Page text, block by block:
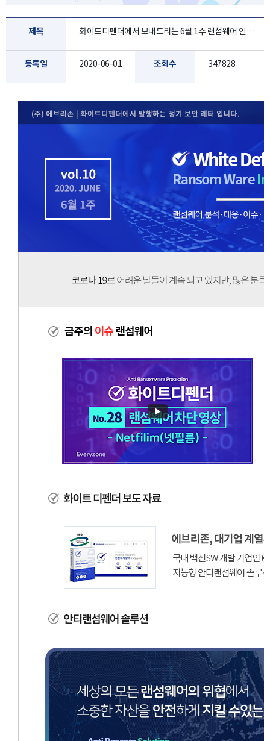
제목 화이트디펜더에서 보내드리는 6월 1주 랜섬웨어 인포 레터 입니다.
등록일 2020-06-01 조회수 347828